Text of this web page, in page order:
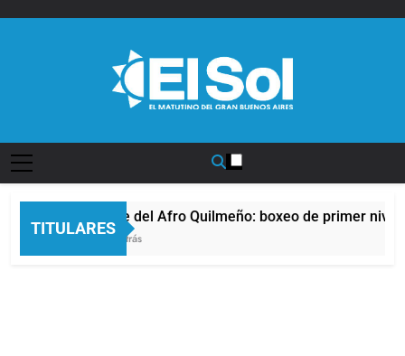
TITULARES
La noche del Afro Quilmeño: boxeo de primer nivel
10 Horas Atrás